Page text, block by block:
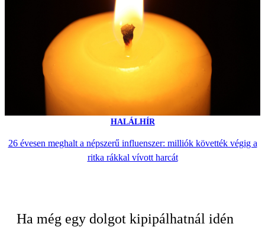
HALÁLHÍR
26 évesen meghalt a népszerű influenszer: milliók követték végig a
ritka rákkal vívott harcát
Ha még egy dolgot kipipálhatnál idén